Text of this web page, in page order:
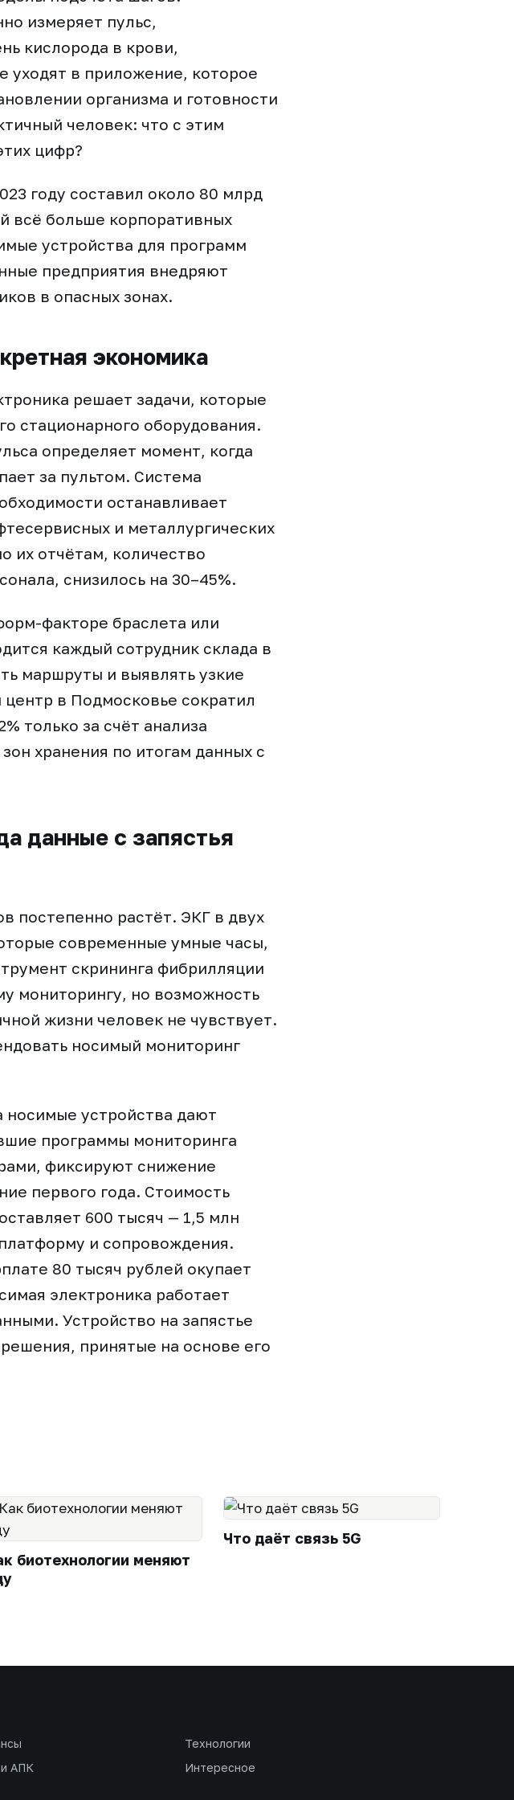
измеряет пульс,
кислорода в крови,
уходят в приложение, которое
организма и готовности
человек: что с этим
цифр?
году составил около 80 млрд
всё больше корпоративных
устройства для программ
предприятия внедряют
в опасных зонах.
экономика
решает задачи, которые
стационарного оборудования.
определяет момент, когда
за пультом. Система
останавливает
и металлургических
их отчётам, количество
снизилось на 30–45%.
факторе браслета или
каждый сотрудник склада в
маршруты и выявлять узкие
в Подмосковье сократил
только за счёт анализа
хранения по итогам данных с
данные с запястья
постепенно растёт. ЭКГ в двух
современные умные часы,
скрининга фибрилляции
мониторингу, но возможность
жизни человек не чувствует.
носимый мониторинг
устройства дают
программы мониторинга
фиксируют снижение
первого года. Стоимость
600 тысяч — 1,5 млн
и сопровождения.
80 тысяч рублей окупает
электроника работает
Устройство на запястье
принятые на основе его
биотехнологии меняют
Что даёт связь 5G
АПК
Технологии
Интересное